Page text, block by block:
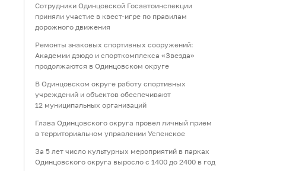
Сотрудники Одинцовской Госавтоинспекции
приняли участие в квест-игре по правилам
дорожного движения
Ремонты знаковых спортивных сооружений:
Академии дзюдо и спорткомплекса «Звезда»
продолжаются в Одинцовском округе
В Одинцовском округе работу спортивных
учреждений и объектов обеспечивают
12 муниципальных организаций
Глава Одинцовского округа провел личный прием
в территориальном управлении Успенское
За 5 лет число культурных мероприятий в парках
Одинцовского округа выросло с 1400 до 2400 в год